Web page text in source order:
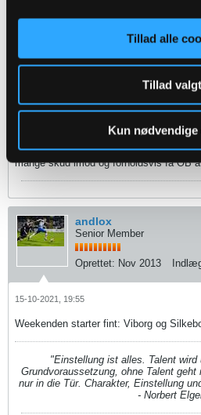
Tillad alle
Tillad
Kun nødvendige
Nov 2013 Indlæg:
15-10-2021, 18:41
https://www.tipsbladet.dk/nyhed/supe...-
mange skud imod og forholdsvis få OB
andlox
Senior Member
Oprettet: Nov 2013
15-10-2021, 19:55
Weekenden starter fint: Viborg og
"Einstellung ist alles. Talent
Grundvoraussetzung, ohne Talent
nur in die Tür. Charakter, Einstellung
- Norbert